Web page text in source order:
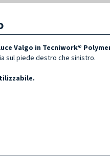
Valgo in Tecniwork®
sul piede destro che sinistro.